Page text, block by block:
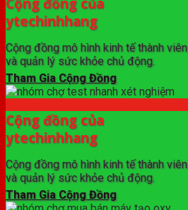
ytechinhhang
Cộng đồng mô hình kinh tế thành viên
và quản lý sức khỏe chủ động.
Tham Gia Cộng Đồng
Cộng đồng của
ytechinhhang
Cộng đồng mô hình kinh tế thành viên
và quản lý sức khỏe chủ động.
Tham Gia Cộng Đồng